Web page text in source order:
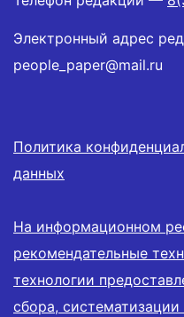
Электронный адрес
people_paper@mail.ru
Политика
данных
На информационном
рекомендательные
технологии
сбора,